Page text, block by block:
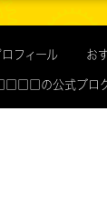
フィール お
の公式ブロ